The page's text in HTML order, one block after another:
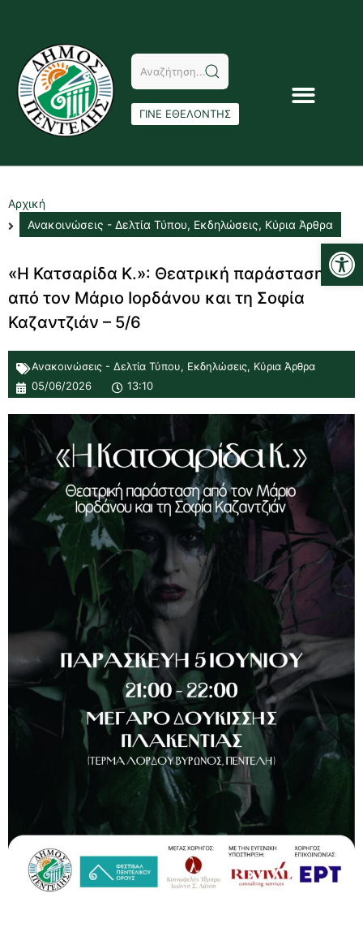
ΓΙΝΕ ΕΘΕΛΟΝΤΗΣ
Αρχική
Ανακοινώσεις - Δελτία Τύπου, Εκδηλώσεις, Κύρια Άρθρα
«Η Κατσαρίδα Κ.»: Θεατρική παράσταση
από τον Μάριο Ιορδάνου και τη Σοφία
Καζαντζιάν – 5/6
Ανακοινώσεις - Δελτία Τύπου, Εκδηλώσεις, Κύρια Άρθρα
05/06/2026
13:10